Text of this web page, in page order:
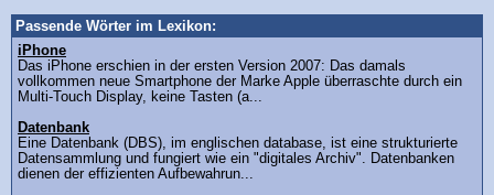
Passende Wörter im Lexikon:
iPhone
Das iPhone erschien in der ersten Version 2007: Das damals
vollkommen neue Smartphone der Marke Apple überraschte durch ein
Multi-Touch Display, keine Tasten (a...
Datenbank
Eine Datenbank (DBS), im englischen database, ist eine strukturierte
Datensammlung und fungiert wie ein "digitales Archiv". Datenbanken
dienen der effizienten Aufbewahrun...